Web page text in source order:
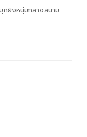
กยิงหนุ่มกลางสนาม